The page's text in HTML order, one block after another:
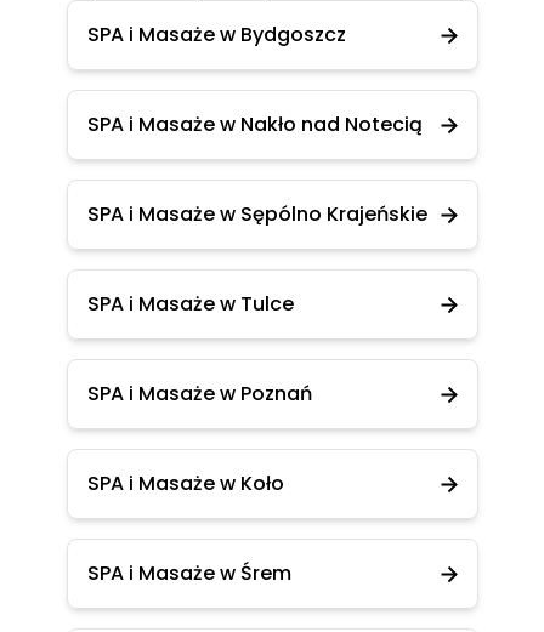
SPA i Masaże w Bydgoszcz
SPA i Masaże w Nakło nad Notecią
SPA i Masaże w Sępólno Krajeńskie
SPA i Masaże w Tulce
SPA i Masaże w Poznań
SPA i Masaże w Koło
SPA i Masaże w Śrem